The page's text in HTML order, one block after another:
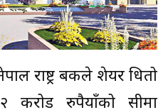
राष्ट्र बैंकले शेयर धितो
करोड रुपैयाँको सीमा